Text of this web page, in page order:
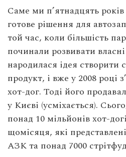
Саме ми п’ятнадцять
готове рішення для
той час, коли більшість
починали розвивати
народилася ідея створити
продукт, і вже у 2008 році
хот-дог. Тоді його
у Києві (усміхається).
понад 10 мільйонів хот-
щомісяця, які
АЗК та понад 7000